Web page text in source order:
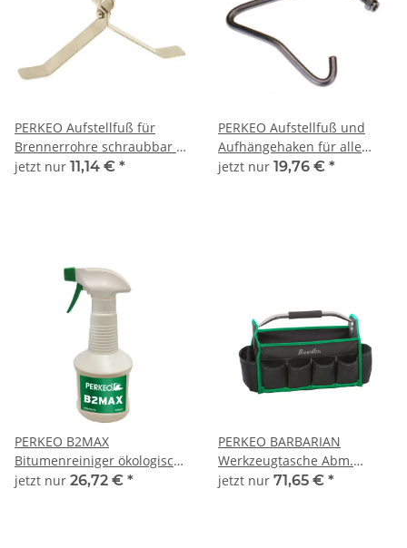
PERKEO Aufstellfuß für
Brennerrohre schraubbar -
785/20
jetzt nur 11,14 € *
PERKEO Aufstellfuß und
Aufhängehaken für alle
PERKEO Lötkolben - 785
jetzt nur 19,76 € *
PERKEO B2MAX
Bitumenreiniger ökologisch
in Handsprühflasche, 500 ml
jetzt nur 26,72 € *
PERKEO BARBARIAN
Werkzeugtasche Abm.
400x210x240 mm - 466/15
jetzt nur 71,65 € *